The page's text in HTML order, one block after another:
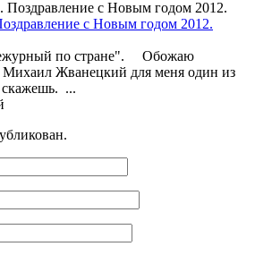
с Новым годом 2012.
по стране". Обожаю
Жванецкий для меня один из
...